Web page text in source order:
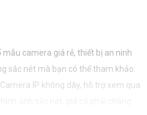
camera giá rẻ, thiết bị an ninh
sắc nét mà bạn có thể tham khảo:
IP không dây, hỗ trợ xem qua